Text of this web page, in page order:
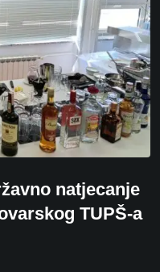
natjecanje
TUPŠ-a